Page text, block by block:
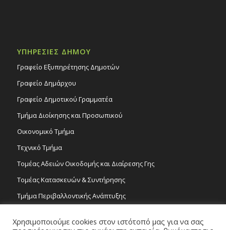
ΥΠΗΡΕΣΙΕΣ ΔΗΜΟΥ
Γραφείο Εξυπηρέτησης Δημοτών
Γραφείο Δημάρχου
Γραφείο Δημοτικού Γραμματέα
Τμήμα Διοίκησης και Προσωπικού
Οικονομικό Τμήμα
Τεχνικό Τμήμα
Τομέας Αδειών Οικοδομής και Διαίρεσης Γης
Τομέας Κατασκευών & Συντήρησης
Τμήμα Περιβαλλοντικής Ανάπτυξης
Τομέας Γραμμάτων και Τεχνών
Χρησιμοποιούμε cookies στον ιστότοπό μας για να σας